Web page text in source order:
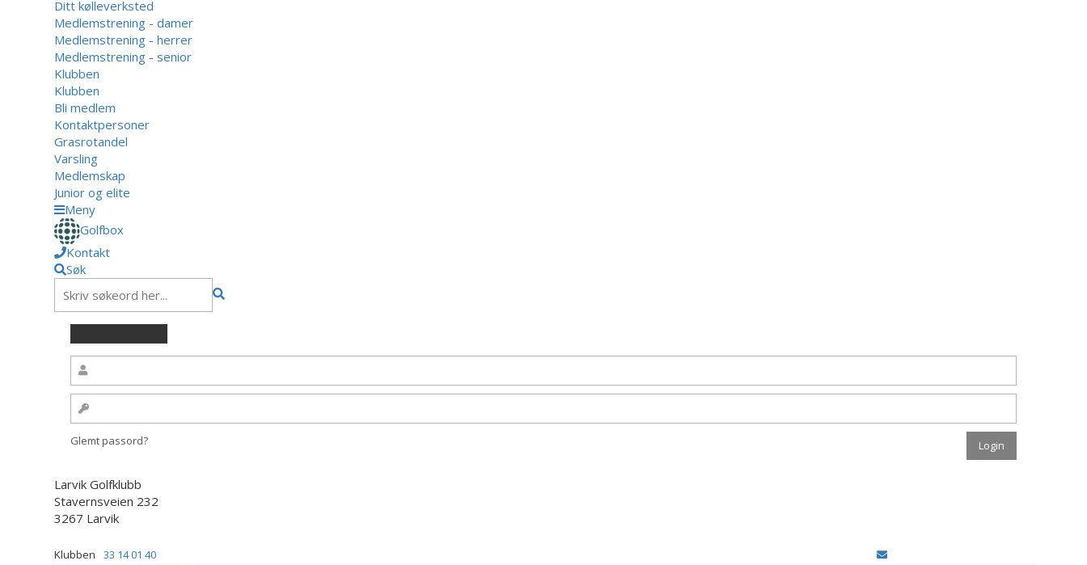
Ditt kølleverksted
Medlemstrening - damer
Medlemstrening - herrer
Medlemstrening - senior
Klubben
Klubben
Bli medlem
Kontaktpersoner
Grasrotandel
Varsling
Medlemskap
Junior og elite
Meny
Golfbox
Kontakt
Søk
Glemt passord?
Larvik Golfklubb
Stavernsveien 232
3267 Larvik
Klubben 33 14 01 40